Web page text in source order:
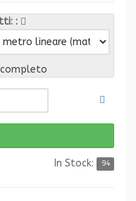
In Stock: 94